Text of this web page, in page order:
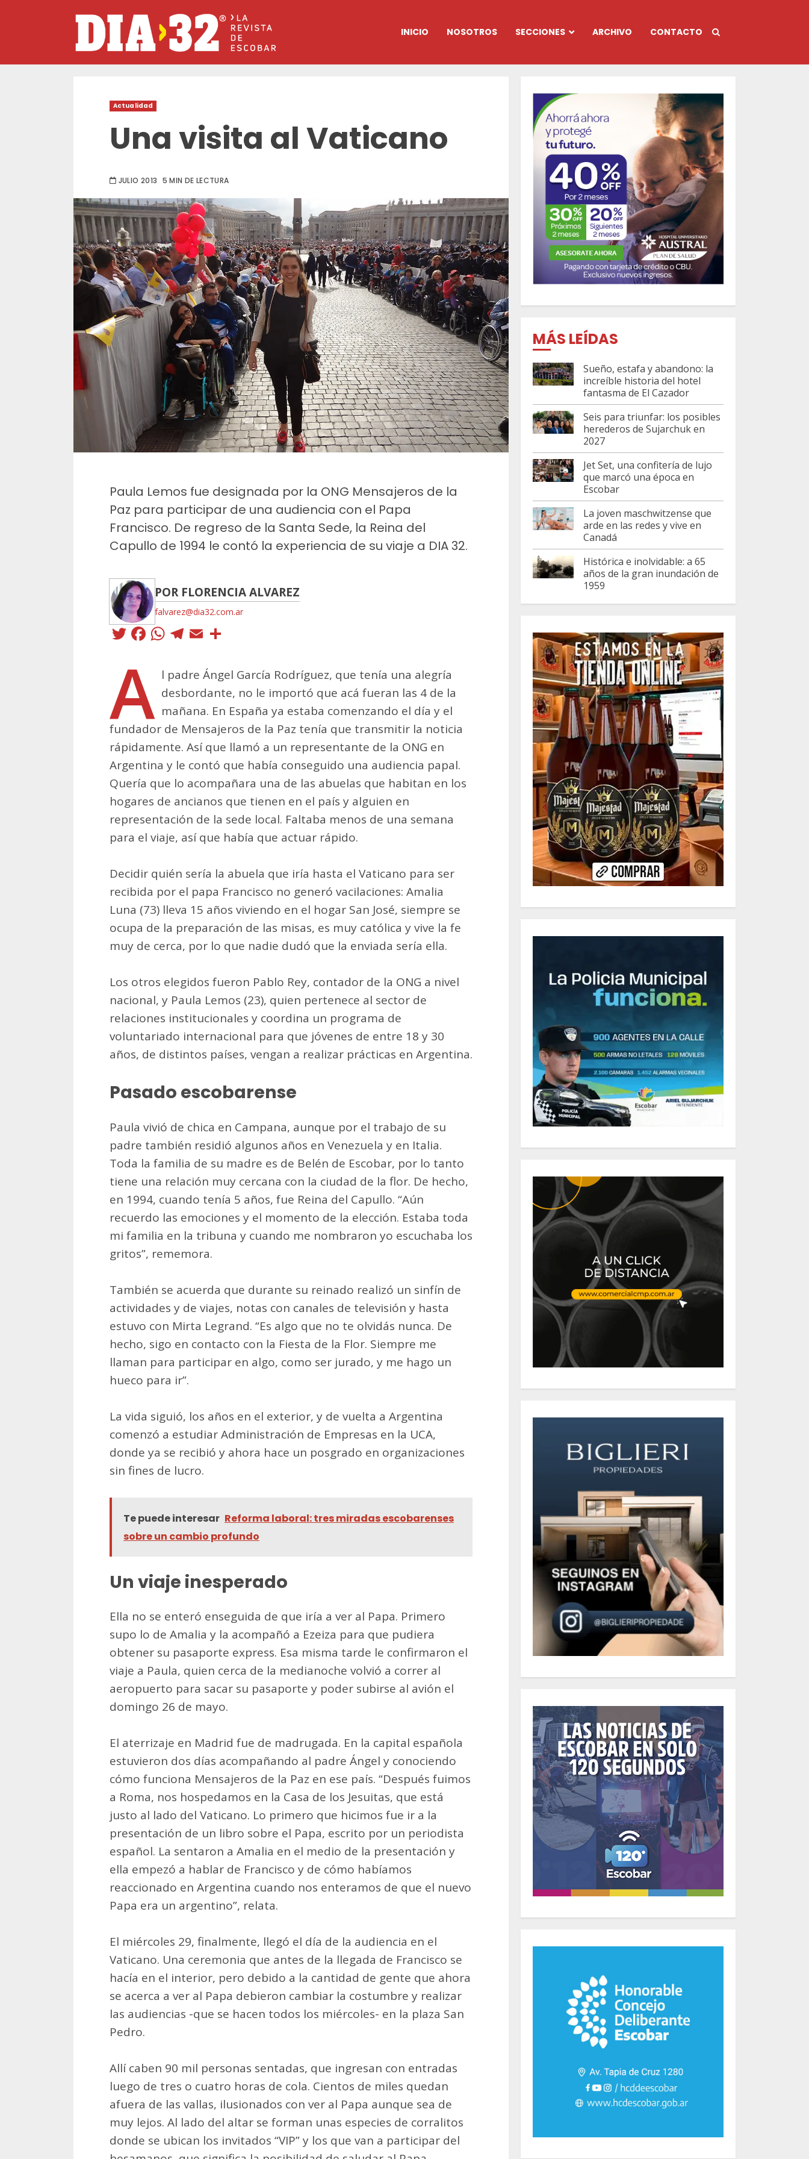
INICIO NOSOTROS SECCIONES ARCHIVO CONTACTO
Actualidad
Una visita al Vaticano
JULIO 2013 5 MIN DE LECTURA
Paula Lemos fue designada por la ONG Mensajeros de la
Paz para participar de una audiencia con el Papa
Francisco. De regreso de la Santa Sede, la Reina del
Capullo de 1994 le contó la experiencia de su viaje a DIA 32.
POR FLORENCIA ALVAREZ
falvarez@dia32.com.ar
Twitter
Facebook
WhatsApp
Telegram
Email
A l padre Ángel García Rodríguez, que tenía una alegría
desbordante, no le importó que acá fueran las 4 de la
mañana. En España ya estaba comenzando el día y el
fundador de Mensajeros de la Paz tenía que transmitir la noticia
rápidamente. Así que llamó a un representante de la ONG en
Argentina y le contó que había conseguido una audiencia papal.
Quería que lo acompañara una de las abuelas que habitan en los
hogares de ancianos que tienen en el país y alguien en
representación de la sede local. Faltaba menos de una semana
para el viaje, así que había que actuar rápido.
Decidir quién sería la abuela que iría hasta el Vaticano para ser
recibida por el papa Francisco no generó vacilaciones: Amalia
Luna (73) lleva 15 años viviendo en el hogar San José, siempre se
ocupa de la preparación de las misas, es muy católica y vive la fe
muy de cerca, por lo que nadie dudó que la enviada sería ella.
Los otros elegidos fueron Pablo Rey, contador de la ONG a nivel
nacional, y Paula Lemos (23), quien pertenece al sector de
relaciones institucionales y coordina un programa de
voluntariado internacional para que jóvenes de entre 18 y 30
años, de distintos países, vengan a realizar prácticas en Argentina.
Pasado escobarense
Paula vivió de chica en Campana, aunque por el trabajo de su
padre también residió algunos años en Venezuela y en Italia.
Toda la familia de su madre es de Belén de Escobar, por lo tanto
tiene una relación muy cercana con la ciudad de la flor. De hecho,
en 1994, cuando tenía 5 años, fue Reina del Capullo. “Aún
recuerdo las emociones y el momento de la elección. Estaba toda
mi familia en la tribuna y cuando me nombraron yo escuchaba los
gritos”, rememora.
También se acuerda que durante su reinado realizó un sinfín de
actividades y de viajes, notas con canales de televisión y hasta
estuvo con Mirta Legrand. “Es algo que no te olvidás nunca. De
hecho, sigo en contacto con la Fiesta de la Flor. Siempre me
llaman para participar en algo, como ser jurado, y me hago un
hueco para ir”.
La vida siguió, los años en el exterior, y de vuelta a Argentina
comenzó a estudiar Administración de Empresas en la UCA,
donde ya se recibió y ahora hace un posgrado en organizaciones
sin fines de lucro.
Te puede interesar Reforma laboral: tres miradas escobarenses
sobre un cambio profundo
Un viaje inesperado
Ella no se enteró enseguida de que iría a ver al Papa. Primero
supo lo de Amalia y la acompañó a Ezeiza para que pudiera
obtener su pasaporte express. Esa misma tarde le confirmaron el
viaje a Paula, quien cerca de la medianoche volvió a correr al
aeropuerto para sacar su pasaporte y poder subirse al avión el
domingo 26 de mayo.
El aterrizaje en Madrid fue de madrugada. En la capital española
estuvieron dos días acompañando al padre Ángel y conociendo
cómo funciona Mensajeros de la Paz en ese país. “Después fuimos
a Roma, nos hospedamos en la Casa de los Jesuitas, que está
justo al lado del Vaticano. Lo primero que hicimos fue ir a la
presentación de un libro sobre el Papa, escrito por un periodista
español. La sentaron a Amalia en el medio de la presentación y
ella empezó a hablar de Francisco y de cómo habíamos
reaccionado en Argentina cuando nos enteramos de que el nuevo
Papa era un argentino”, relata.
El miércoles 29, finalmente, llegó el día de la audiencia en el
Vaticano. Una ceremonia que antes de la llegada de Francisco se
hacía en el interior, pero debido a la cantidad de gente que ahora
se acerca a ver al Papa debieron cambiar la costumbre y realizar
las audiencias -que se hacen todos los miércoles- en la plaza San
Pedro.
Allí caben 90 mil personas sentadas, que ingresan con entradas
luego de tres o cuatro horas de cola. Cientos de miles quedan
afuera de las vallas, ilusionados con ver al Papa aunque sea de
muy lejos. Al lado del altar se forman unas especies de corralitos
donde se ubican los invitados “VIP” y los que van a participar del
MÁS LEÍDAS
Sueño, estafa y abandono: la
increíble historia del hotel
fantasma de El Cazador
Seis para triunfar: los posibles
herederos de Sujarchuk en
2027
Jet Set, una confitería de lujo
que marcó una época en
Escobar
La joven maschwitzense que
arde en las redes y vive en
Canadá
Histórica e inolvidable: a 65
años de la gran inundación de
1959